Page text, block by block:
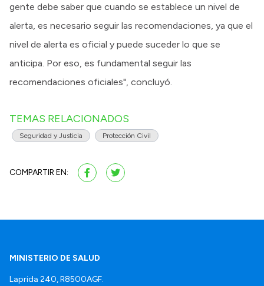
gente debe saber que cuando se establece un nivel de
alerta, es necesario seguir las recomendaciones, ya que el
nivel de alerta es oficial y puede suceder lo que se
anticipa. Por eso, es fundamental seguir las
recomendaciones oficiales", concluyó.
TEMAS RELACIONADOS
Seguridad y Justicia Protección Civil
COMPARTIR EN:
MINISTERIO DE SALUD
Laprida 240, R8500AGF.